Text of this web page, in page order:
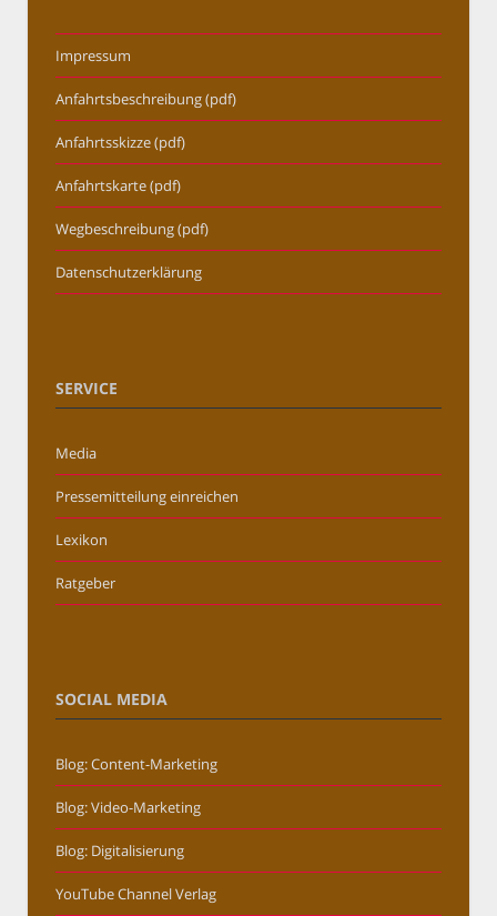
Impressum
Anfahrtsbeschreibung (pdf)
Anfahrtsskizze (pdf)
Anfahrtskarte (pdf)
Wegbeschreibung (pdf)
Datenschutzerklärung
SERVICE
Media
Pressemitteilung einreichen
Lexikon
Ratgeber
SOCIAL MEDIA
Blog: Content-Marketing
Blog: Video-Marketing
Blog: Digitalisierung
YouTube Channel Verlag